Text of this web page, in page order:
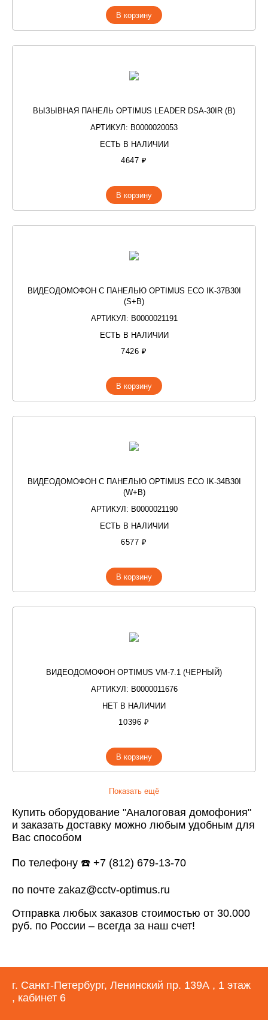
В корзину
ВЫЗЫВНАЯ ПАНЕЛЬ OPTIMUS LEADER DSA-30IR (B)
АРТИКУЛ: В0000020053
ЕСТЬ В НАЛИЧИИ
4647 ₽
В корзину
ВИДЕОДОМОФОН С ПАНЕЛЬЮ OPTIMUS ECO IK-37B30I
(S+B)
АРТИКУЛ: В0000021191
ЕСТЬ В НАЛИЧИИ
7426 ₽
В корзину
ВИДЕОДОМОФОН С ПАНЕЛЬЮ OPTIMUS ECO IK-34B30I
(W+B)
АРТИКУЛ: В0000021190
ЕСТЬ В НАЛИЧИИ
6577 ₽
В корзину
ВИДЕОДОМОФОН OPTIMUS VM-7.1 (ЧЕРНЫЙ)
АРТИКУЛ: В0000011676
НЕТ В НАЛИЧИИ
10396 ₽
В корзину
Показать ещё
Купить оборудование "Аналоговая домофония"
и заказать доставку можно любым удобным для
Вас способом
По телефону ☎️ +7 (812) 679-13-70
по почте zakaz@cctv-optimus.ru
Отправка любых заказов стоимостью от 30.000
руб. по России – всегда за наш счет!
г. Санкт-Петербург, Ленинский пр. 139А , 1 этаж
, кабинет 6